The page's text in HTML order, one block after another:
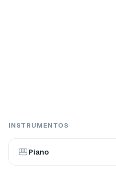
INSTRUMENTOS
Piano